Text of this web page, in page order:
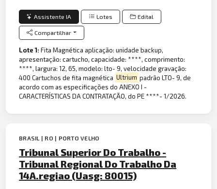
Assistente IA Lotes Edital
Compartilhar
Lote 1:Fita Magnética aplicação: unidade backup,
apresentação: cartucho, capacidade: ****, comprimento:
****, largura: 12, 65, modelo: lto- 9, velocidade gravação:
400 Cartuchos de fita magnética Ultrium padrão LTO- 9, de
acordo com as especificações do ANEXO I -
CARACTERÍSTICAS DA CONTRATAÇÃO, do PE ****- 1/2026.
BRASIL | RO | PORTO VELHO
Tribunal Superior Do Trabalho -
Tribunal Regional Do Trabalho Da
14A.regiao (Uasg: 80015)